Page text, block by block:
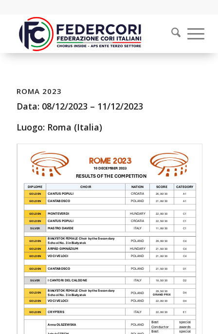
ROMA 2023
Data: 08/12/2023 – 11/12/2023
Luogo: Roma (Italia)